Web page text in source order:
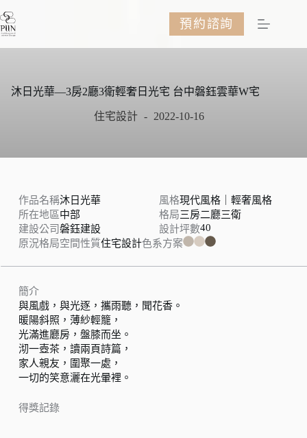
至
預約諮詢
沐日光華—3房2廳3衛輕奢日光宅 台中磐鈺雲華W宅
住宅設計 2022-10-16
作品名稱沐日光華
所在地區中部
建設公司 磐鈺建設
風格現代風格｜輕奢風格
格局三房二廳三衛
設計坪數40
原況格局空間性質住宅設計色系方案
簡介
與風戲，與光逐，攜雨聽，聞花香。
暖陽斜照，薄紗輕籠，
光滿進廳房，盤膝而坐。
沏一壺茶，讀兩頁詩篇，
家人親友，圍聚一處，
一切的笑意灑在光暈裡。
得獎記錄